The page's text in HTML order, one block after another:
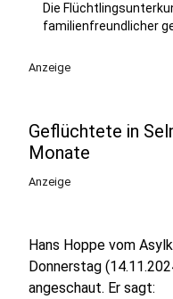
Die
familienfreundlicher
Anzeige
Geflüchtete in
Monate
Anzeige
Hans Hoppe vom
Donnerstag
angeschaut. Er sagt: